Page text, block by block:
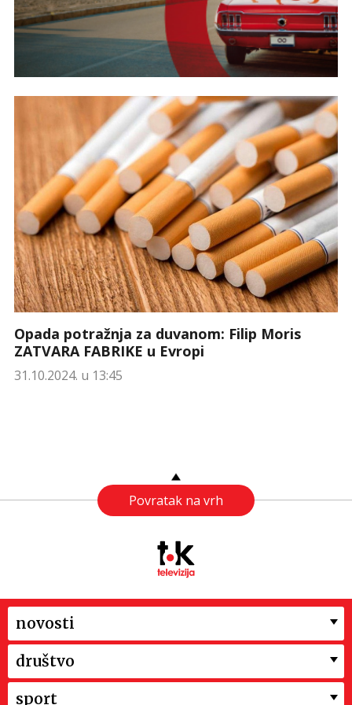
Opada potražnja za duvanom: Filip Moris
ZATVARA FABRIKE u Evropi
31.10.2024. u 13:45
Povratak na vrh
novosti
društvo
sport